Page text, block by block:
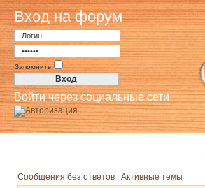
Вход на форум
Запомнить
Войти через социальные сети
Сообщения без ответов | Активные темы